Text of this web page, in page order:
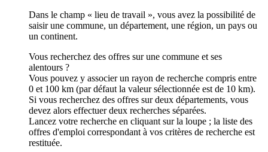
Dans le champ « lieu de travail », vous avez la possibilité de
saisir une commune, un département, une région, un pays ou
un continent.
Vous recherchez des offres sur une commune et ses
alentours ?
Vous pouvez y associer un rayon de recherche compris entre
0 et 100 km (par défaut la valeur sélectionnée est de 10 km).
Si vous recherchez des offres sur deux départements, vous
devez alors effectuer deux recherches séparées.
Lancez votre recherche en cliquant sur la loupe ; la liste des
offres d'emploi correspondant à vos critères de recherche est
restituée.